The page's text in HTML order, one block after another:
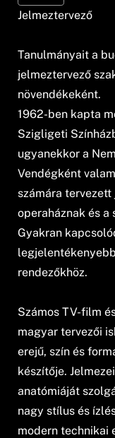
Jelmeztervező
Tanulmányait a
jelmeztervező
növendékeként.
1962-ben kapta
Szigligeti
ugyanekkor a
Vendégként
számára
operaháznak és a
Gyakran
rendezőkhöz.
Számos TV-film
magyar tervezői
erejű, szín és
készítője.
anatómiáját
nagy stílus és
modern technikai